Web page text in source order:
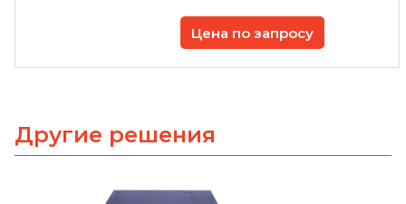
Цена по запросу
Другие решения